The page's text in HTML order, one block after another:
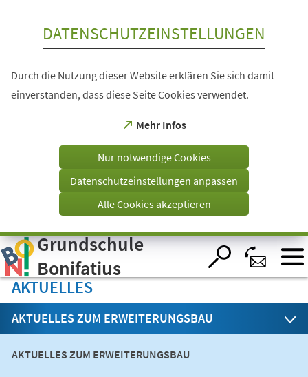
Visuelle
Assistenzsoftware
öffnen.
DATENSCHUTZEINSTELLUNGEN
Durch die Nutzung dieser Website erklären Sie sich damit
einverstanden, dass diese Seite Cookies verwendet.
Mehr Infos
(Öffnet
einem
Tab)
Nur notwendige Cookies
Datenschutzeinstellungen anpassen
Alle Cookies akzeptieren
Grundschule
Bonifatius
AKTUELLES
AKTUELLES ZUM ERWEITERUNGSBAU
AKTUELLES ZUM ERWEITERUNGSBAU